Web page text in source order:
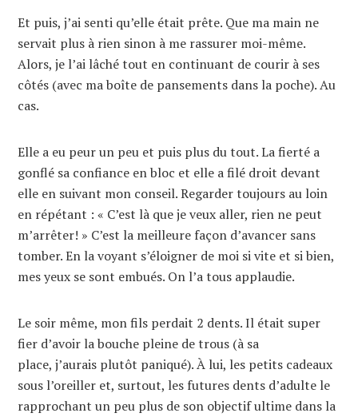
Et puis, j’ai senti qu’elle était prête. Que ma main ne
servait plus à rien sinon à me rassurer moi-même.
Alors, je l’ai lâché tout en continuant de courir à ses
côtés (avec ma boîte de pansements dans la poche). Au
cas.
Elle a eu peur un peu et puis plus du tout. La fierté a
gonflé sa confiance en bloc et elle a filé droit devant
elle en suivant mon conseil. Regarder toujours au loin
en répétant : « C’est là que je veux aller, rien ne peut
m’arrêter! » C’est la meilleure façon d’avancer sans
tomber. En la voyant s’éloigner de moi si vite et si bien,
mes yeux se sont embués. On l’a tous applaudie.
Le soir même, mon fils perdait 2 dents. Il était super
fier d’avoir la bouche pleine de trous (à sa
place, j’aurais plutôt paniqué). À lui, les petits cadeaux
sous l’oreiller et, surtout, les futures dents d’adulte le
rapprochant un peu plus de son objectif ultime dans la